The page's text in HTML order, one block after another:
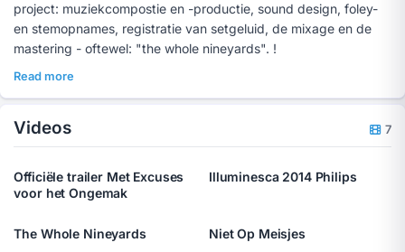
project: muziekcompostie en -productie, sound design, foley-
en stemopnames, registratie van setgeluid, de mixage en de
mastering - oftewel: "the whole nineyards". !
Read more
Videos 7
Officiële trailer Met Excuses
voor het Ongemak
Illuminesca 2014 Philips
The Whole Nineyards Niet Op Meisjes